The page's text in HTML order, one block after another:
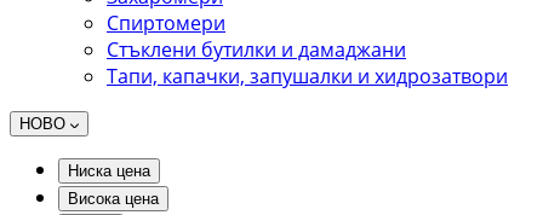
Спиртомери
Стъклени бутилки и дамаджани
Тапи, капачки, запушалки и хидрозатвори
НОВО
Ниска цена
Висока цена